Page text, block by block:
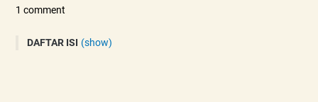
1 comment
DAFTAR ISI (show)